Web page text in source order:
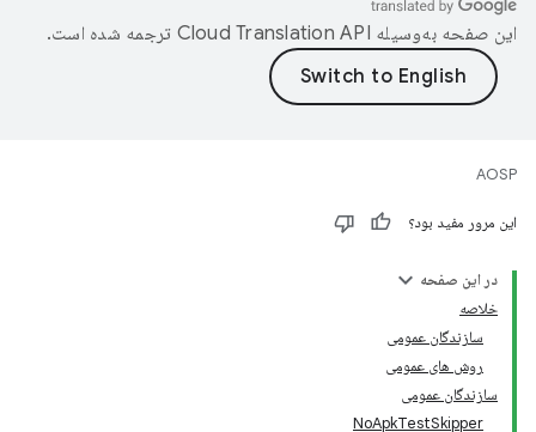
این صفحه به‌وسیله ترجمه شده است.
AOSP
این مرور مفید بود؟
در این صفحه
خلاصه
سازندگان عمومی
روش های عمومی
سازندگان عمومی
NoApkTestSkipper